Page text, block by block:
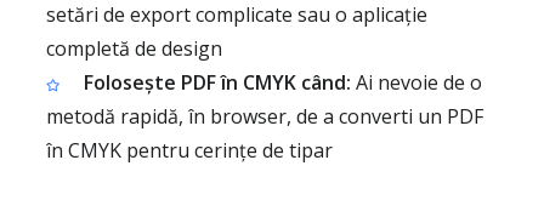
setări de export complicate sau o aplicație
completă de design
Folosește PDF în CMYK când: Ai nevoie de o
metodă rapidă, în browser, de a converti un PDF
în CMYK pentru cerințe de tipar